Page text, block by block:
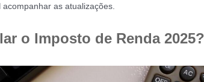
as atualizações.
o Imposto de Renda 2025?